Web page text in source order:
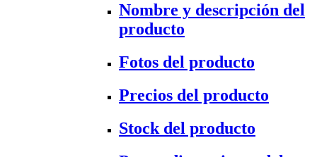
Nombre y descripción del
producto
Fotos del producto
Precios del producto
Stock del producto